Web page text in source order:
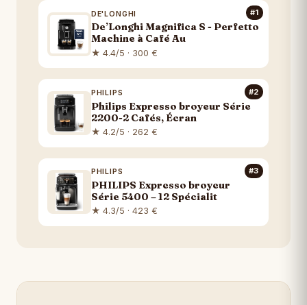
#1
DE'LONGHI
De’Longhi Magnifica S - Perfetto
Machine à Café Au
★ 4.4/5 · 300 €
#2
PHILIPS
Philips Expresso broyeur Série
2200-2 Cafés, Écran
★ 4.2/5 · 262 €
#3
PHILIPS
PHILIPS Expresso broyeur
Série 5400 – 12 Spécialit
★ 4.3/5 · 423 €